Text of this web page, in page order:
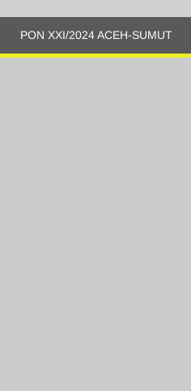
PON XXI/2024 ACEH-SUMUT